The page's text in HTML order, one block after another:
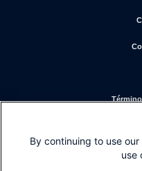
By continuing to use
use